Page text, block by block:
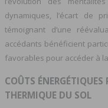
dynamiques, l’écart de
témoignant d’une
accédants bénéficient
favorables pour accéder à
COÛTS ÉNERGÉTIQUES
THERMIQUE DU SOL